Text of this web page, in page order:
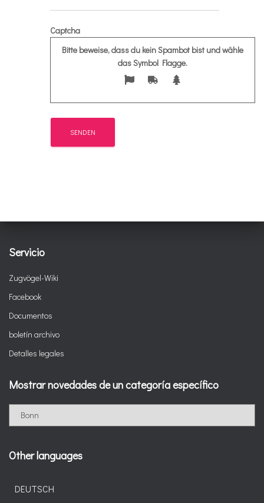
Captcha
Bitte beweise, dass du kein Spambot bist und wähle
das Symbol Flagge.
Servicio
Zugvögel-Wiki
Facebook
Documentos
boletín archivo
Detalles legales
Mostrar novedades de un categoría específico
r
Other languages
DEUTSCH